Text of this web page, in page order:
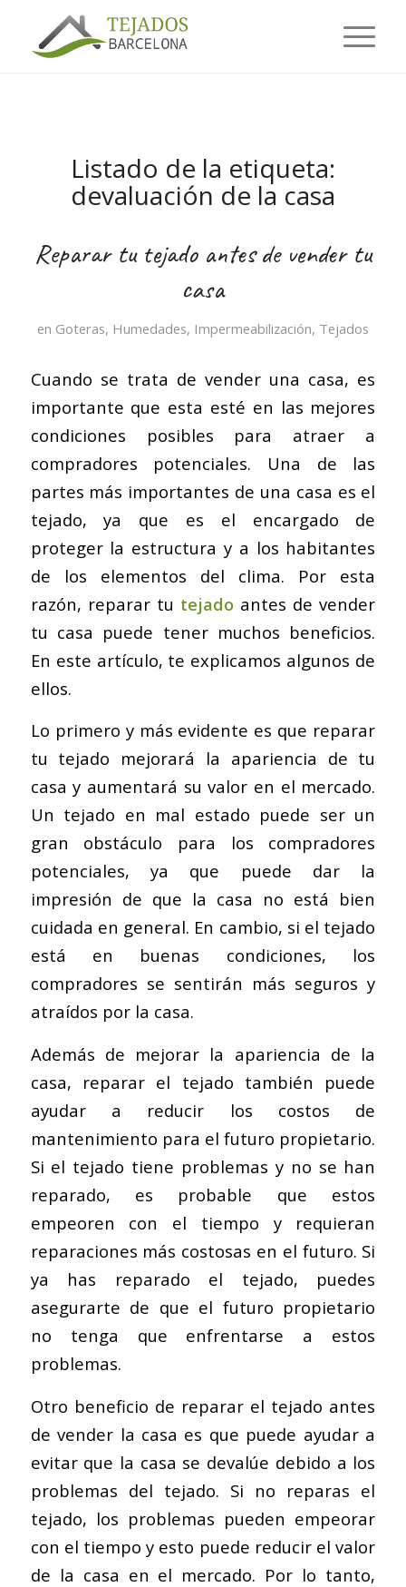
Listado de la etiqueta:
devaluación de la casa
Reparar tu tejado antes de vender tu
casa
en Goteras, Humedades, Impermeabilización, Tejados
Cuando se trata de vender una casa, es
importante que esta esté en las mejores
condiciones posibles para atraer a
compradores potenciales. Una de las
partes más importantes de una casa es el
tejado, ya que es el encargado de
proteger la estructura y a los habitantes
de los elementos del clima. Por esta
razón, reparar tu tejado antes de vender
tu casa puede tener muchos beneficios.
En este artículo, te explicamos algunos de
ellos.
Lo primero y más evidente es que reparar
tu tejado mejorará la apariencia de tu
casa y aumentará su valor en el mercado.
Un tejado en mal estado puede ser un
gran obstáculo para los compradores
potenciales, ya que puede dar la
impresión de que la casa no está bien
cuidada en general. En cambio, si el tejado
está en buenas condiciones, los
compradores se sentirán más seguros y
atraídos por la casa.
Además de mejorar la apariencia de la
casa, reparar el tejado también puede
ayudar a reducir los costos de
mantenimiento para el futuro propietario.
Si el tejado tiene problemas y no se han
reparado, es probable que estos
empeoren con el tiempo y requieran
reparaciones más costosas en el futuro. Si
ya has reparado el tejado, puedes
asegurarte de que el futuro propietario
no tenga que enfrentarse a estos
problemas.
Otro beneficio de reparar el tejado antes
de vender la casa es que puede ayudar a
evitar que la casa se devalúe debido a los
problemas del tejado. Si no reparas el
tejado, los problemas pueden empeorar
con el tiempo y esto puede reducir el valor
de la casa en el mercado. Por lo tanto,